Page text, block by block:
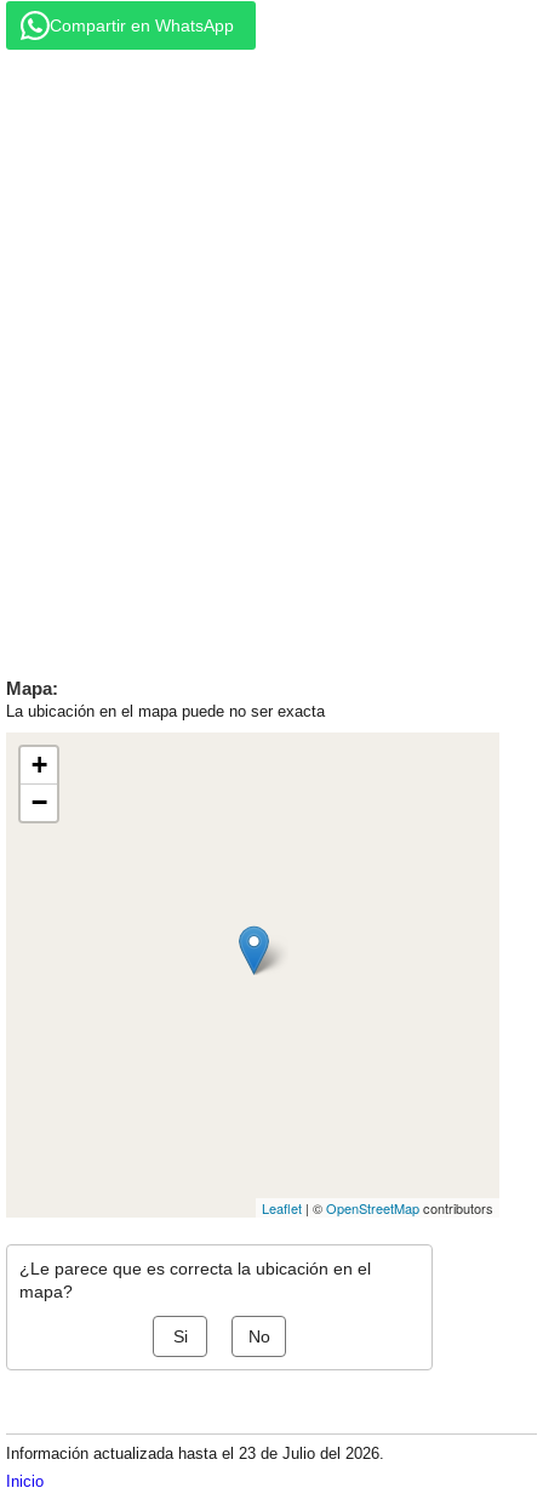
Compartir en WhatsApp
Mapa:
La ubicación en el mapa puede no ser exacta
+
−
Leaflet | ©OpenStreetMapcontributors
¿Le parece que es correcta la ubicación en el
mapa?
Si No
Información actualizada hasta el 23 de Julio del 2026.
Inicio